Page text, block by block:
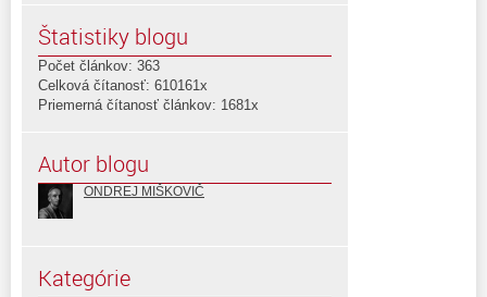
Štatistiky blogu
Počet článkov: 363
Celková čítanosť: 610161x
Priemerná čítanosť článkov: 1681x
Autor blogu
ONDREJ MIŠKOVIČ
Kategórie